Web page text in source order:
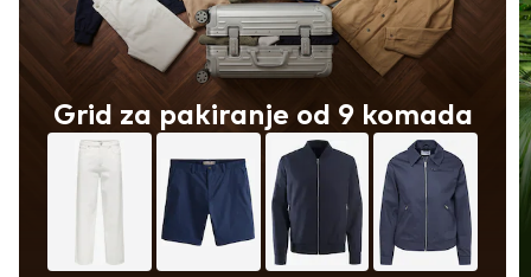
Grid za pakiranje od 9 komada